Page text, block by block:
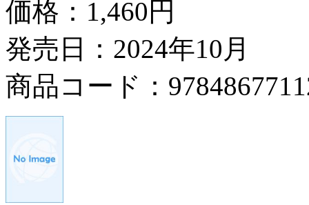
価格： 1,460円
発売日：2024年10月
商品コード：